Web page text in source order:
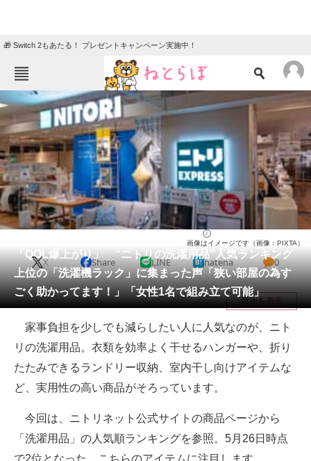
🎁 Switch 2もあたる！ プレゼントキャンペーン実施中！
ねとらぼメニュー
TOP ニュース
エンタメ クイズ
グルメ 地域
住まい 教育・育児
動物 リサーチ
会員記事
メディア
注目記事を集めた総合ページ
ITの今と未来を見通す
スマホと通信の最新トレンド
「QOL爆上がり」 “ニトリの洗濯用品”人気ランキング
上位の「洗濯機ラック」に集まった声「狭い部屋の為す
ごく助かってます！」「女性1名で組み立て可能」
画像はイメージです（画像：PIXTA）
X Share LINE hatena 0
目次を表示
家事負担を少しでも減らしたい人に人気なのが、ニト
リの洗濯用品。衣類を効率よく干せるハンガーや、折り
たたみできるランドリー収納、室内干し向けアイテムな
ど、実用性の高い商品がそろっています。
今回は、ニトリネット公式サイトの商品ページから
「洗濯用品」の人気順ランキングを参照。5月26日時点